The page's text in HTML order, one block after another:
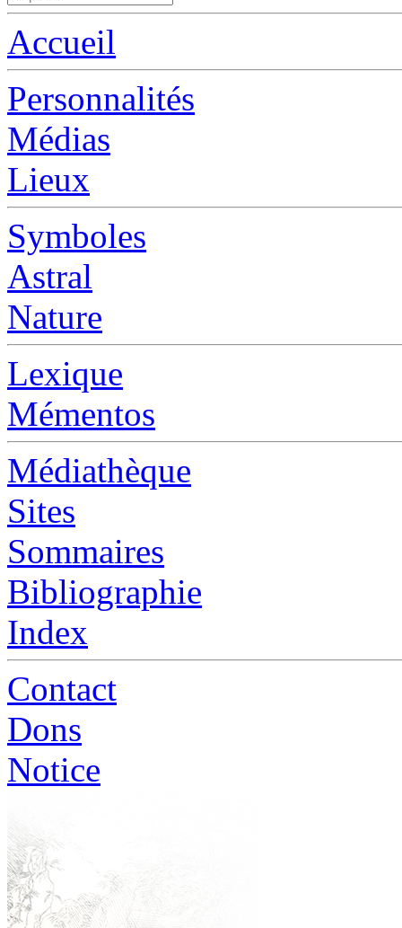
Accueil
Personnalités
Médias
Lieux
Symboles
Astral
Nature
Lexique
Mémentos
Médiathèque
Sites
Sommaires
Bibliographie
Index
Contact
Dons
Notice